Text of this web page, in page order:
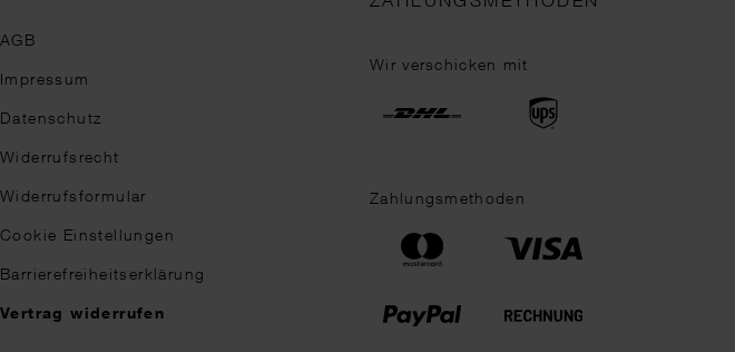
AGB
Impressum
Datenschutz
Widerrufsrecht
Widerrufsformular
Cookie Einstellungen
Barrierefreiheitserklärung
Vertrag widerrufen
Wir verschicken mit
Zahlungsmethoden